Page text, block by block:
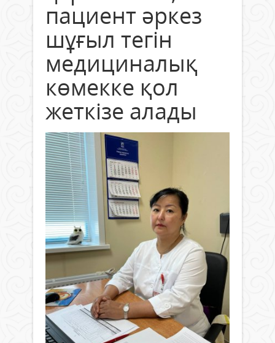
пациент әркез
шұғыл тегін
медициналық
көмекке қол
жеткізе алады